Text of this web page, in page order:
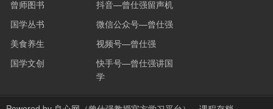
曾师图书
国学丛书
美食养生
国学文创
抖音—曾仕强留声机
微信公众号—曾仕强
视频号—曾仕强
快手号—曾仕强讲国
学